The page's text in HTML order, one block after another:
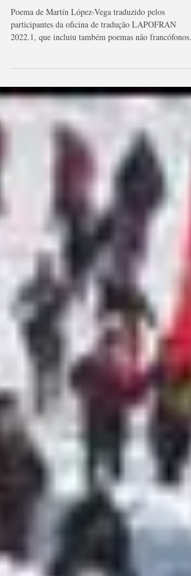
LAPO FRAN
23 de jul. de 2022
1 min de leitura
RÚ YÌ - Martín López-Vega
2022.1, que incluiu também poemas não francófonos.